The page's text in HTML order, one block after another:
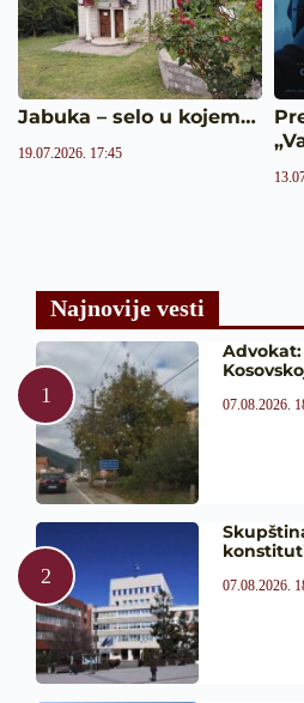
Jabuka – selo u kojem…
19.07.2026. 17:45
Najnovije vesti
07.08.2026.
07.08.2026.